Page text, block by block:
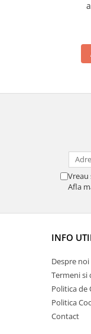
Afla
INFO
Despre noi
Termeni si
Politica
Politica
Contact